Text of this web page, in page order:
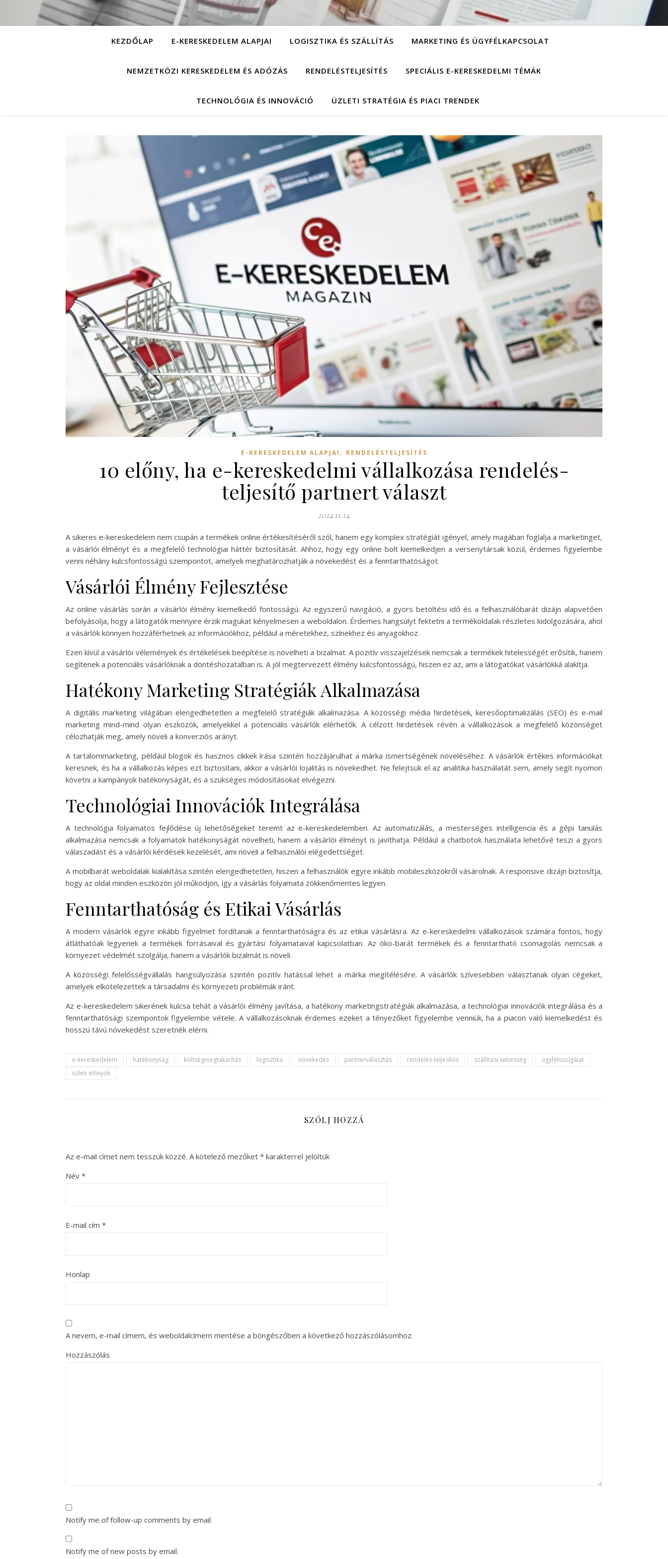
KEZDŐLAP E-KERESKEDELEM ALAPJAI LOGISZTIKA ÉS SZÁLLÍTÁS MARKETING ÉS ÜGYFÉLKAPCSOLAT
NEMZETKÖZI KERESKEDELEM ÉS ADÓZÁS RENDELÉSTELJESÍTÉS SPECIÁLIS E-KERESKEDELMI TÉMÁK
TECHNOLÓGIA ÉS INNOVÁCIÓ ÜZLETI STRATÉGIA ÉS PIACI TRENDEK
E-KERESKEDELEM ALAPJAI , RENDELÉSTELJESÍTÉS
10 előny, ha e-kereskedelmi vállalkozása rendelés-
teljesítő partnert választ
2024.11.14.
A sikeres e-kereskedelem nem csupán a termékek online értékesítéséről szól, hanem egy komplex stratégiát igényel, amely magában foglalja a marketinget,
a vásárlói élményt és a megfelelő technológiai háttér biztosítását. Ahhoz, hogy egy online bolt kiemelkedjen a versenytársak közül, érdemes figyelembe
venni néhány kulcsfontosságú szempontot, amelyek meghatározhatják a növekedést és a fenntarthatóságot.
Vásárlói Élmény Fejlesztése
Az online vásárlás során a vásárlói élmény kiemelkedő fontosságú. Az egyszerű navigáció, a gyors betöltési idő és a felhasználóbarát dizájn alapvetően
befolyásolja, hogy a látogatók mennyire érzik magukat kényelmesen a weboldalon. Érdemes hangsúlyt fektetni a termékoldalak részletes kidolgozására, ahol
a vásárlók könnyen hozzáférhetnek az információkhoz, például a méretekhez, színekhez és anyagokhoz.
Ezen kívül a vásárlói vélemények és értékelések beépítése is növelheti a bizalmat. A pozitív visszajelzések nemcsak a termékek hitelességét erősítik, hanem
segítenek a potenciális vásárlóknak a döntéshozatalban is. A jól megtervezett élmény kulcsfontosságú, hiszen ez az, ami a látogatókat vásárlókká alakítja.
Hatékony Marketing Stratégiák Alkalmazása
A digitális marketing világában elengedhetetlen a megfelelő stratégiák alkalmazása. A közösségi média hirdetések, keresőoptimalizálás (SEO) és e-mail
marketing mind-mind olyan eszközök, amelyekkel a potenciális vásárlók elérhetők. A célzott hirdetések révén a vállalkozások a megfelelő közönséget
célozhatják meg, amely növeli a konverziós arányt.
A tartalommarketing, például blogok és hasznos cikkek írása szintén hozzájárulhat a márka ismertségének növeléséhez. A vásárlók értékes információkat
keresnek, és ha a vállalkozás képes ezt biztosítani, akkor a vásárlói lojalitás is növekedhet. Ne felejtsük el az analitika használatát sem, amely segít nyomon
követni a kampányok hatékonyságát, és a szükséges módosításokat elvégezni.
Technológiai Innovációk Integrálása
A technológia folyamatos fejlődése új lehetőségeket teremt az e-kereskedelemben. Az automatizálás, a mesterséges intelligencia és a gépi tanulás
alkalmazása nemcsak a folyamatok hatékonyságát növelheti, hanem a vásárlói élményt is javíthatja. Például a chatbotok használata lehetővé teszi a gyors
válaszadást és a vásárlói kérdések kezelését, ami növeli a felhasználói elégedettséget.
A mobilbarát weboldalak kialakítása szintén elengedhetetlen, hiszen a felhasználók egyre inkább mobileszközökről vásárolnak. A responsive dizájn biztosítja,
hogy az oldal minden eszközön jól működjön, így a vásárlás folyamata zökkenőmentes legyen.
Fenntarthatóság és Etikai Vásárlás
A modern vásárlók egyre inkább figyelmet fordítanak a fenntarthatóságra és az etikai vásárlásra. Az e-kereskedelmi vállalkozások számára fontos, hogy
átláthatóak legyenek a termékek forrásaival és gyártási folyamataival kapcsolatban. Az öko-barát termékek és a fenntartható csomagolás nemcsak a
környezet védelmét szolgálja, hanem a vásárlók bizalmát is növeli.
A közösségi felelősségvállalás hangsúlyozása szintén pozitív hatással lehet a márka megítélésére. A vásárlók szívesebben választanak olyan cégeket,
amelyek elkötelezettek a társadalmi és környezeti problémák iránt.
Az e-kereskedelem sikerének kulcsa tehát a vásárlói élmény javítása, a hatékony marketingstratégiák alkalmazása, a technológiai innovációk integrálása és a
fenntarthatósági szempontok figyelembe vétele. A vállalkozásoknak érdemes ezeket a tényezőket figyelembe venniük, ha a piacon való kiemelkedést és
hosszú távú növekedést szeretnék elérni.
e-kereskedelem hatékonyság költségmegtakarítás logisztika növekedés partnerválasztás rendelés-teljesítés szállítási sebesség
ügyfélszolgálat
üzleti előnyök
SZÓLJ HOZZÁ
Az e-mail címet nem tesszük közzé. A kötelező mezőket * karakterrel jelöltük
Név *
E-mail cím *
Honlap
A nevem, e-mail címem, és weboldalcímem mentése a böngészőben a következő hozzászólásomhoz.
Hozzászólás
Notify me of follow-up comments by email.
Notify me of new posts by email.